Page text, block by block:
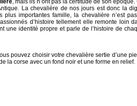
La chevalière de nos jours est donc la
importantes famille, la chevalière n’est
d’histoire tellement elle remonte loin
une identité propre et parle de l’histoire de
pouvez choisir votre chevalière sertie d’une
la corse avec un fond noir et une forme en relief.